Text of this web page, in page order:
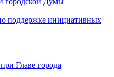
поддержке инициативных
Главе города